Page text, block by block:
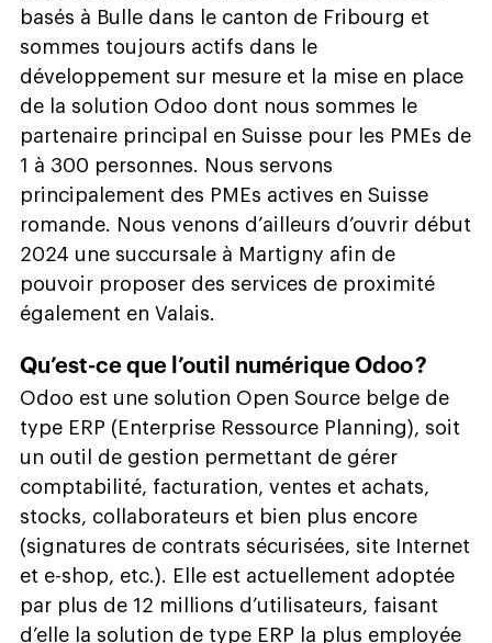
basés à Bulle dans le canton de Fribourg et
sommes toujours actifs dans le
développement sur mesure et la mise en place
de la solution Odoo dont nous sommes le
partenaire principal en Suisse pour les PMEs de
1 à 300 personnes. Nous servons
principalement des PMEs actives en Suisse
romande. Nous venons d’ailleurs d’ouvrir début
2024 une succursale à Martigny afin de
pouvoir proposer des services de proximité
également en Valais.
Qu’est-ce que l’outil numérique Odoo ?
Odoo est une solution Open Source belge de
type ERP (Enterprise Ressource Planning), soit
un outil de gestion permettant de gérer
comptabilité, facturation, ventes et achats,
stocks, collaborateurs et bien plus encore
(signatures de contrats sécurisées, site Internet
et e-shop, etc.). Elle est actuellement adoptée
par plus de 12 millions d’utilisateurs, faisant
d’elle la solution de type ERP la plus employée